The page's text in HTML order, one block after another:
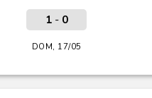
1- 0
DOM, 17/05